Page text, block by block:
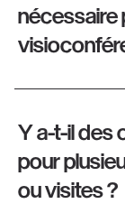
nécessaire
Y a-t-il des
pour
ou visites ?